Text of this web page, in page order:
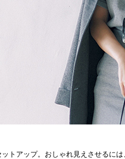
トアップ。おしゃれ見えさせるに